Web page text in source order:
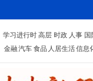
学习进行时 高层 时政 人事 国
金融 汽车 食品 人居生活信息